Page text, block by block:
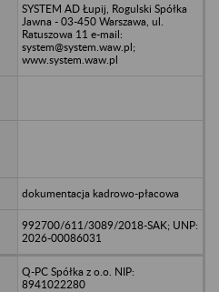
SYSTEM AD Łupij, Rogulski Spółka
Jawna - 03-450 Warszawa, ul.
Ratuszowa 11 e-mail:
system@system.waw.pl;
www.system.waw.pl
dokumentacja kadrowo-płacowa
992700/611/3089/2018-SAK; UNP:
2026-00086031
Q-PC Spółka z o.o. NIP:
8941022280